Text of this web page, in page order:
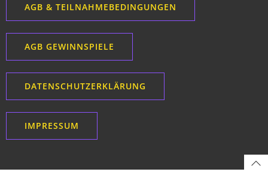
AGB & TEILNAHMEBEDINGUNGEN
AGB GEWINNSPIELE
DATENSCHUTZERKLÄRUNG
IMPRESSUM